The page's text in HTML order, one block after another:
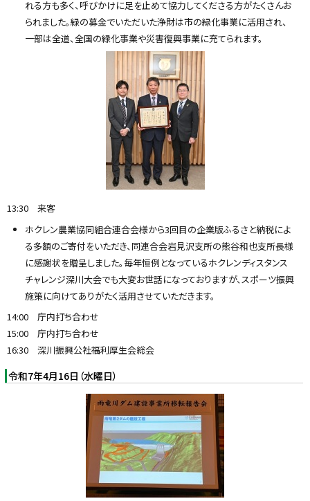
れる方も多く、呼びかけに足を止めて協力してくださる方がたくさんお
られました。緑の募金でいただいた浄財は市の緑化事業に活用され、
一部は全道、全国の緑化事業や災害復興事業に充てられます。
13:30 来客
ホクレン農業協同組合連合会様から3回目の企業版ふるさと納税によ
る多額のご寄付をいただき、同連合会岩見沢支所の熊谷和也支所長様
に感謝状を贈呈しました。毎年恒例となっているホクレンディスタンス
チャレンジ深川大会でも大変お世話になっておりますが、スポーツ振興
施策に向けてありがたく活用させていただきます。
14:00 庁内打ち合わせ
15:00 庁内打ち合わせ
16:30 深川振興公社福利厚生会総会
令和7年4月16日（水曜日）